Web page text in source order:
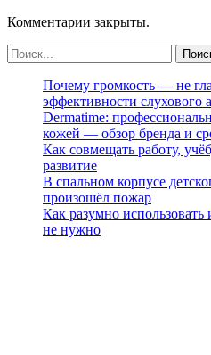
Комментарии закрыты.
Почему громкость — не
эффективности слухового
Dermatime:
кожей — обзор бренда и
Как совмещать работу,
развитие
В спальном корпусе
произошёл пожар
Как разумно
не нужно